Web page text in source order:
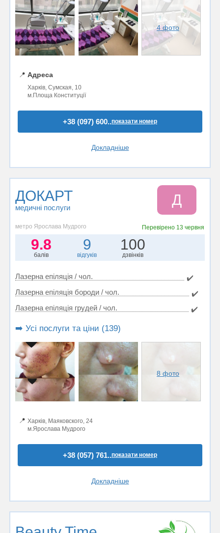
4 фото
📍 Адреса
Харків, Сумская, 10
м.Площа Конституції
+38 (097) 600..показати номер
Докладніше
ДОКАРТ
медичні послуги Д
метро Ярослава Мудрого Перевірено 13 червня
9.8
балів
9
відгуків
100
дзвінків
Лазерна епіляція / чол.
✔️
Лазерна епіляція бороди / чол.
✔️
Лазерна епіляція грудей / чол.
✔️
➡️ Усі послуги та ціни (139)
8 фото
📍 Харків, Маяковского, 24
м.Ярослава Мудрого
+38 (057) 761..показати номер
Докладніше